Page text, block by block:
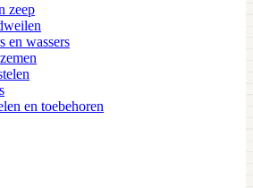
zeep
en wassers
en toebehoren